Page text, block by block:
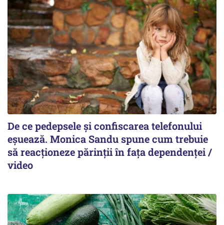
De ce pedepsele și confiscarea telefonului
eșuează. Monica Sandu spune cum trebuie
să reacționeze părinții în fața dependenței /
video